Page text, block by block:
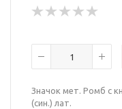
Значок мет. Ромб с
(син.) лат.